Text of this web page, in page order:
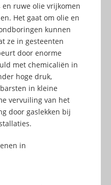
en ruwe olie vrijkomen
Het gaat om olie en
kunnen
ze in gesteenten
door enorme
met chemicaliën in
hoge druk,
in kleine
vervuiling van het
door gaslekken bij
in